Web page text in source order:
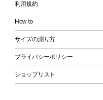
利用規約
How to
サイズの測り方
プライバシーポリシー
ショップリスト